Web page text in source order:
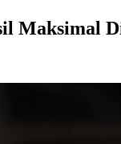
Maksimal